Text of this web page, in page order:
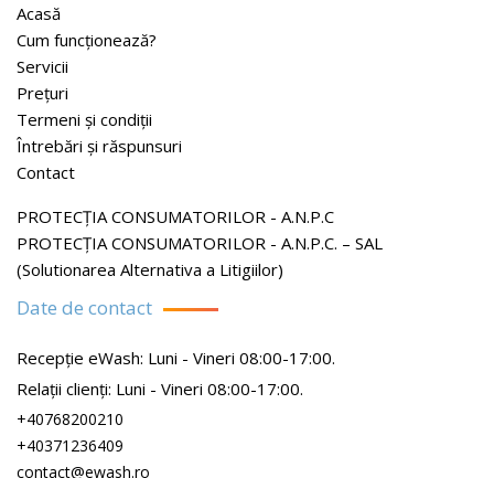
Acasă
Cum funcționează?
Servicii
Prețuri
Termeni și condiții
Întrebări și răspunsuri
Contact
PROTECŢIA CONSUMATORILOR - A.N.P.C
PROTECŢIA CONSUMATORILOR - A.N.P.C. – SAL
(Solutionarea Alternativa a Litigiilor)
Date de contact
Recepție eWash: Luni - Vineri 08:00-17:00.
Relații clienți: Luni - Vineri 08:00-17:00.
+40768200210
+40371236409
contact@ewash.ro